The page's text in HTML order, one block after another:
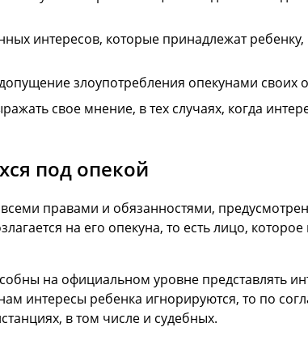
интересов, которые принадлежат
злоупотребления опекунами своих
свое мнение, в тех случаях, когда
под опекой
правами и обязанностями,
на его опекуна, то есть лицо,
на официальном уровне представлять
интересы ребенка игнорируются, то по
в том числе и судебных.